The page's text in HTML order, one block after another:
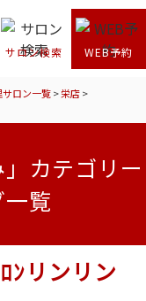
サロン検索 WEB予約
ロン一覧>栄店>
カテゴリー
覧
ﾝリンリン